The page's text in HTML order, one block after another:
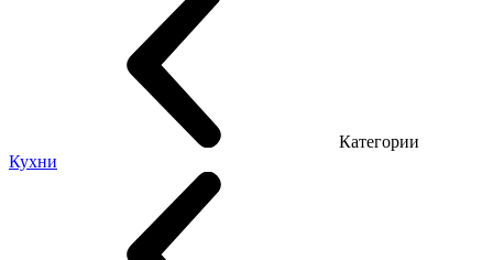
Категории
Кухни